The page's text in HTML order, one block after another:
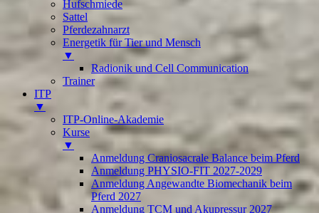
Hufschmiede
Sattel
Pferdezahnarzt
Energetik für Tier und Mensch
▼
Radionik und Cell Communication
Trainer
ITP
▼
ITP-Online-Akademie
Kurse
▼
Anmeldung Craniosacrale Balance beim Pferd
Anmeldung PHYSIO-FIT 2027-2029
Anmeldung Angewandte Biomechanik beim
Pferd 2027
Anmeldung TCM und Akupressur 2027